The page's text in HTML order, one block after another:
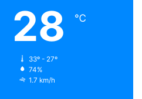
28 ℃
33º - 27º
74%
1.7 km/h